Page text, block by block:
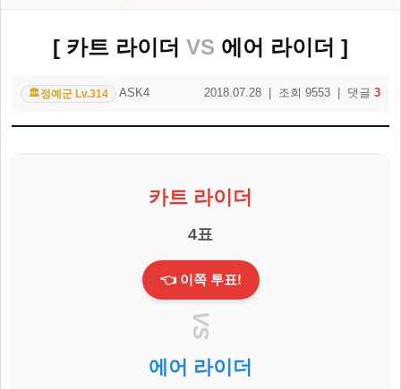
[ 카트 라이더 VS 에어 라이더 ]
🏛️정예군 Lv.314 ASK4 2018.07.28 | 조회 9553 | 댓글 3
카트 라이더
4표
👈 이쪽 투표!
VS
에어 라이더